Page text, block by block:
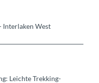
Interlaken West
Leichte Trekking-